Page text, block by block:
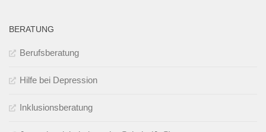
BERATUNG
Berufsberatung
Hilfe bei Depression
Inklusionsberatung